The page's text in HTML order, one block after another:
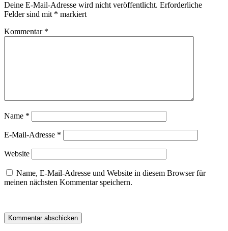
Deine E-Mail-Adresse wird nicht veröffentlicht. Erforderliche
Felder sind mit * markiert
Kommentar *
Name *
E-Mail-Adresse *
Website
Name, E-Mail-Adresse und Website in diesem Browser für
meinen nächsten Kommentar speichern.